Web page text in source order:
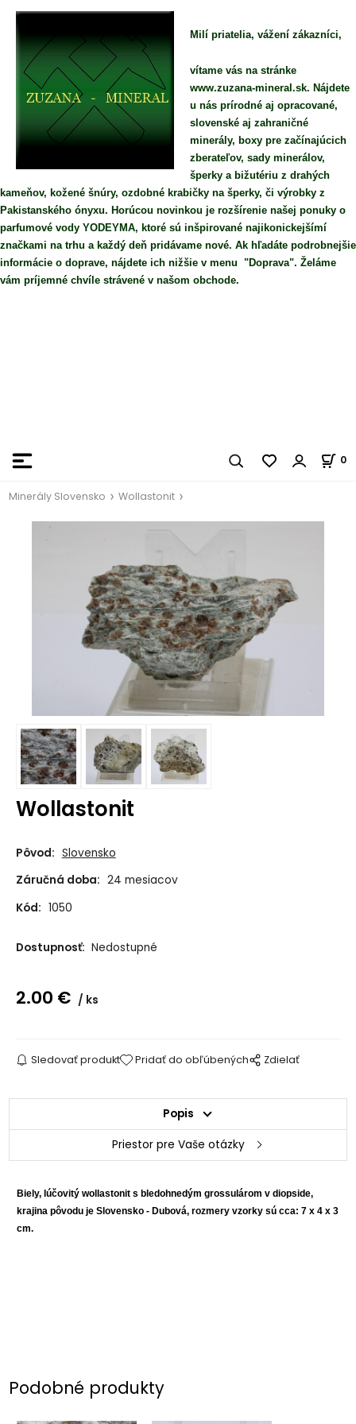
Milí priatelia, vážení zákazníci,
vítame vás na stránke
www.zuzana-mineral.sk. Nájdete
u nás prírodné aj opracované,
slovenské aj zahraničné
minerály, boxy pre začínajúcich
zberateľov, sady minerálov,
šperky a bižutériu z drahých
kameňov, kožené šnúry, ozdobné krabičky na šperky, či výrobky z
Pakistanského ónyxu. Horúcou novinkou je rozšírenie našej ponuky o
parfumové vody YODEYMA, ktoré sú inšpirované najikonickejšímí
značkami na trhu a každý deň pridávame nové. Ak hľadáte podrobnejšie
informácie o doprave, nájdete ich nižšie v menu "Doprava". Želáme
vám príjemné chvíle strávené v našom obchode.
0
Minerály Slovensko Wollastonit
Wollastonit
Pôvod: Slovensko
Záručná doba: 24 mesiacov
Kód: 1050
Dostupnosť: Nedostupné
2.00 € ks
Sledovať produkt Pridať do obľúbených Zdielať
Popis
Priestor pre Vaše otázky
Biely, lúčovitý wollastonit s bledohnedým grossulárom v diopside,
krajina pôvodu je Slovensko - Dubová, rozmery vzorky sú cca: 7 x 4 x 3
cm.
Podobné produkty